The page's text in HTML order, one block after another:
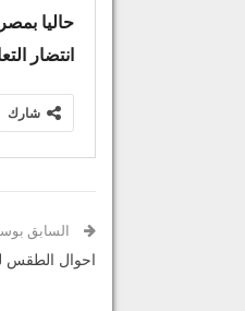
حاليا
انتضار
شارك
السابق
احوال الطقس